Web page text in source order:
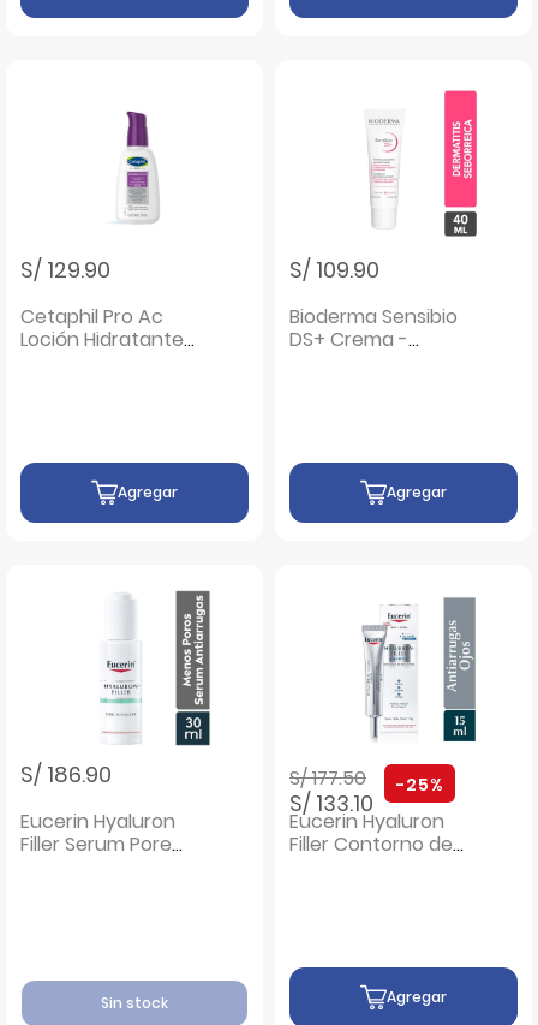
S/ 129.90
Cetaphil Pro Ac
Loción Hidratante
Agregar
S/ 109.90
Bioderma Sensibio
DS+ Crema -
Agregar
S/ 186.90
Eucerin Hyaluron
Filler Serum Pore
Sin stock
Precio rebajado de
S/ 177.50a
S/ 133.10
-25%
Eucerin Hyaluron
Filler Contorno de
Agregar